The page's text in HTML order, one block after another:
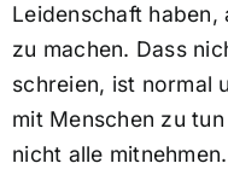
Leidenschaft haben,
zu machen. Dass
schreien, ist normal
mit Menschen zu
nicht alle